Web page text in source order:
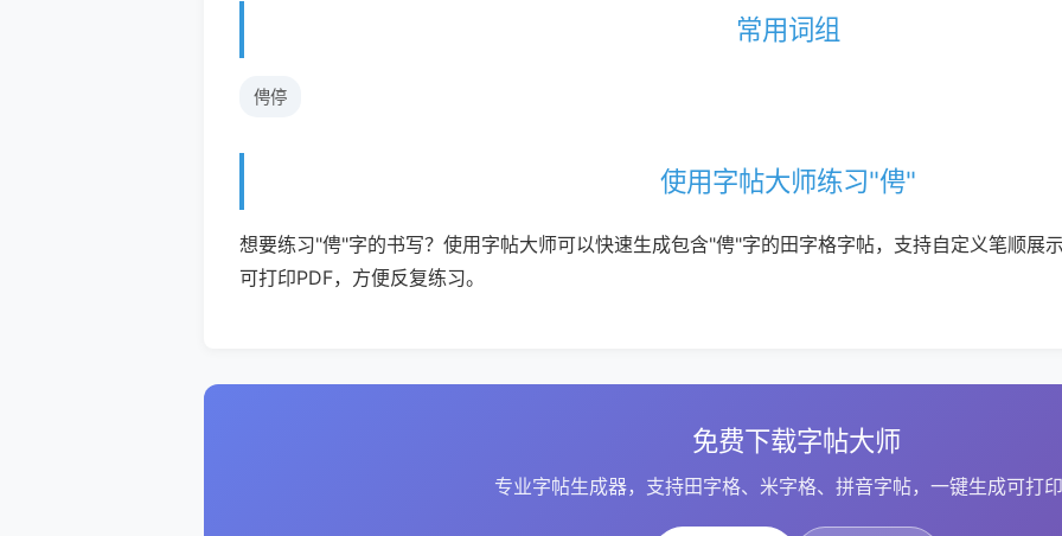
常用词组
俜停
使用字帖大师练习"俜"
想要练习"俜"字的书写？使用字帖大师可以快速生成包含"俜"字的田字格字帖，支持自定义笔顺展
可打印PDF，方便反复练习。
免费下载字帖大师
专业字帖生成器，支持田字格、米字格、拼音字帖，一键生成可打